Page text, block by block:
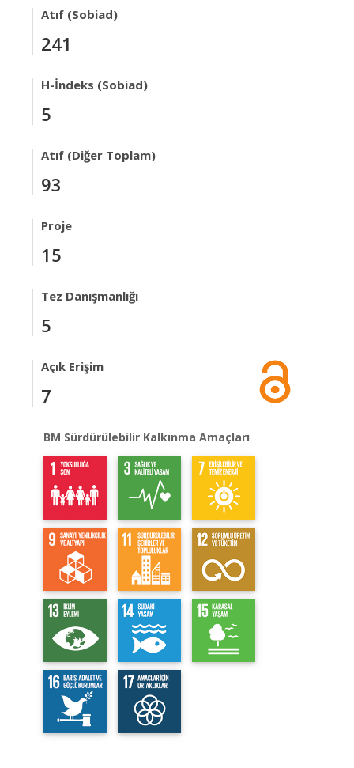
Atıf (Sobiad)
241
H-İndeks (Sobiad)
5
Atıf (Diğer Toplam)
93
Proje
15
Tez Danışmanlığı
5
Açık Erişim
7
BM Sürdürülebilir Kalkınma Amaçları